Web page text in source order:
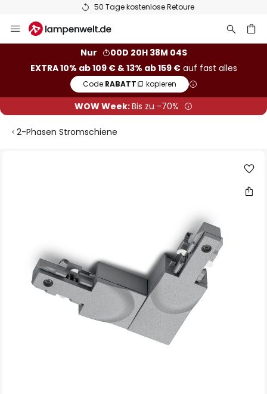
50 Tage kostenlose Retoure
Inhalt
Nur
00D 20H 38M 04S
EXTRA 10% ab 109 € & 13% ab 159 €auf fast alles
Code:RABATT kopieren
WOW Week:Bis zu -70%
2-Phasen Stromschiene